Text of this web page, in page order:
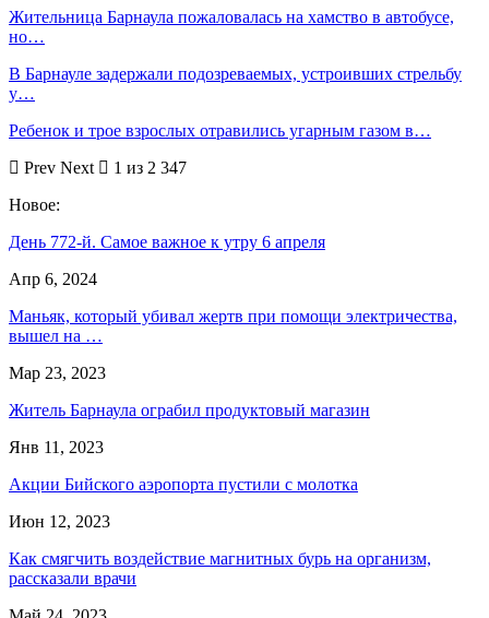
Жительница Барнаула пожаловалась на хамство в автобусе,
но…
В Барнауле задержали подозреваемых, устроивших стрельбу
у…
Ребенок и трое взрослых отравились угарным газом в…
Prev Next
1 из 2 347
Новое:
День 772-й. Самое важное к утру 6 апреля
Апр 6, 2024
Маньяк, который убивал жертв при помощи электричества,
вышел на …
Мар 23, 2023
Житель Барнаула ограбил продуктовый магазин
Янв 11, 2023
Акции Бийского аэропорта пустили с молотка
Июн 12, 2023
Как смягчить воздействие магнитных бурь на организм,
рассказали врачи